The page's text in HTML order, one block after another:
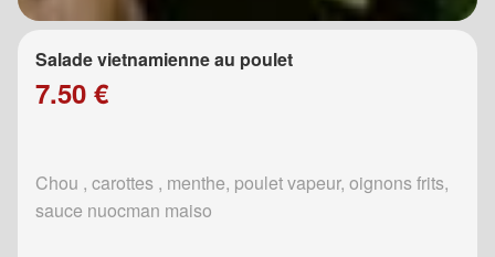
Salade vietnamienne au poulet
7.50 €
Chou , carottes , menthe, poulet vapeur, oignons frits,
sauce nuocman maiso